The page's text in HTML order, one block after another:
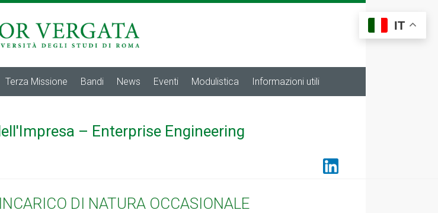
Terza Missione Bandi News Eventi Modulistica Informazioni utili
– Enterprise Engineering
DI NATURA OCCASIONALE
IT